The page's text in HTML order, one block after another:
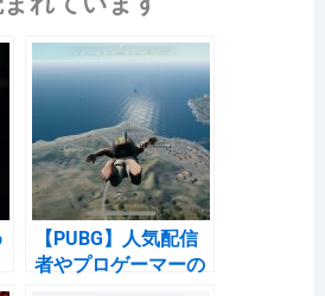
e
c
k
et
【PUBG】人気配信
者やプロゲーマーの